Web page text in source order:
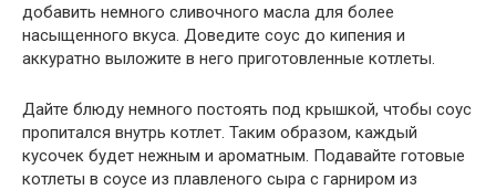
добавить немного сливочного масла для более
насыщенного вкуса. Доведите соус до кипения и
аккуратно выложите в него приготовленные котлеты.
Дайте блюду немного постоять под крышкой, чтобы соус
пропитался внутрь котлет. Таким образом, каждый
кусочек будет нежным и ароматным. Подавайте готовые
котлеты в соусе из плавленого сыра с гарниром из